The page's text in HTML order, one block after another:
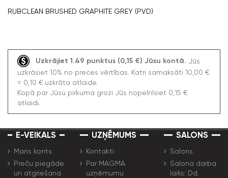
RUBCLEAN BRUSHED GRAPHITE GREY (PVD)
Uzkrājiet 1.49 punktus (0,15 €) Jūsu kontā. Jūs
uzkrāsiet 10% no preces vērtības. Katri samaksāti 10,00 €
= 0,10 € uzkrāta atlaide.
Kopā par Jūsu pirkuma grozi Jūs nopelnīsiet 0,15 €
atlaidi.
E-VEIKALS
Mans konts
Preču piegāde
un atgriešana
UZŅĒMUMS
Kontakti
Par MAGMA
uzņēmumu
SALONS
Salons
Salona darba
laiks: Dd.